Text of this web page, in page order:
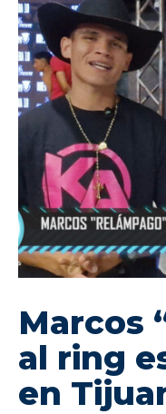
Marcos
al ring
en